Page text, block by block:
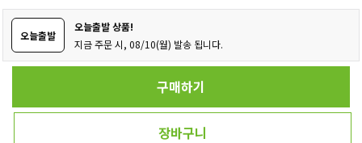
오늘출발
오늘출발 상품!
지금 주문 시, 08/10(월) 발송 됩니다.
구매하기
장바구니